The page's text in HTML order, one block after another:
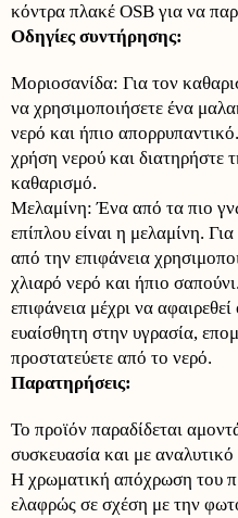
κόντρα πλακέ OSB για να
Οδηγίες συντήρησης:
Μοριοσανίδα: Για τον
να χρησιμοποιήσετε ένα
νερό και ήπιο
χρήση νερού και διατηρήστε
καθαρισμό.
Μελαμίνη: Ένα από τα πιο
επίπλου είναι η μελαμίνη.
από την επιφάνεια
χλιαρό νερό και ήπιο
επιφάνεια μέχρι να
ευαίσθητη στην υγρασία,
προστατεύετε από το νερό.
Παρατηρήσεις:
Το προϊόν παραδίδεται
συσκευασία και με
Η χρωματική απόχρωση του
ελαφρώς σε σχέση με την